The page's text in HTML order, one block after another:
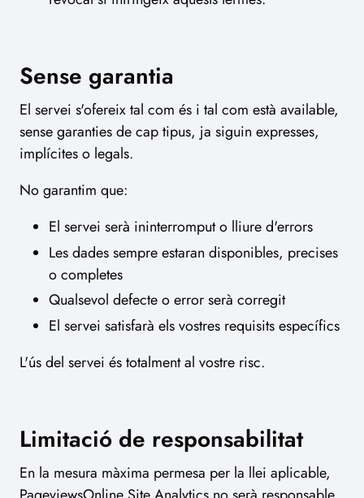
Sense garantia
El servei s'ofereix tal com és i tal com està available,
sense garanties de cap tipus, ja siguin expresses,
implícites o legals.
No garantim que:
El servei serà ininterromput o lliure d'errors
Les dades sempre estaran disponibles, precises
o completes
Qualsevol defecte o error serà corregit
El servei satisfarà els vostres requisits específics
L'ús del servei és totalment al vostre risc.
Limitació de responsabilitat
En la mesura màxima permesa per la llei aplicable,